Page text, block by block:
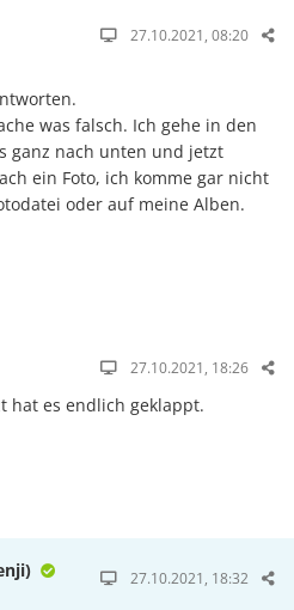
27.10.2021, 08:20
was falsch. Ich gehe in den
ganz nach unten und jetzt
ein Foto, ich komme gar nicht
oder auf meine Alben.
27.10.2021, 18:26
hat es endlich geklappt.
27.10.2021, 18:32